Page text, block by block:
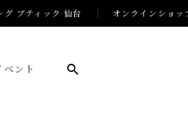
グ ブティック 仙台 オンラインショッ
ベント